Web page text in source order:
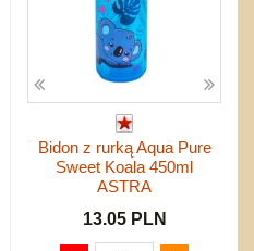
Bidon z rurką Aqua Pure
Sweet Koala 450ml
ASTRA
13.05 PLN